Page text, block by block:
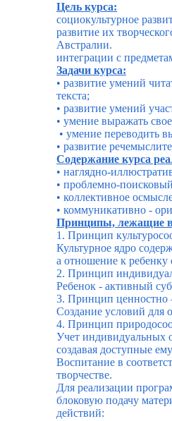
Цель курса:
социокультурное
развитие их
Австралии.
интеграции с
Задачи курса:
• развитие умений
текста;
• развитие умений
• умение выражать
• умение переводить
• развитие
Содержание курса
• наглядно-
• проблемно-
• коллективное
• коммуникативно -
Принципы, лежащие в
1. Принцип
Культурное ядро
а отношение к ребенку
2. Принцип
Ребенок - активный
3. Принцип ценностно
Создание условий для
4. Принцип
Учет индивидуальных
создавая доступные
Воспитание в
творчестве.
Для реализации
блоковую подачу
действий: